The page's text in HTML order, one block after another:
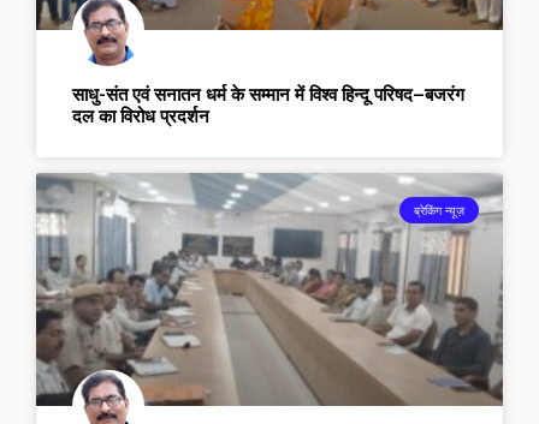
साधु-संत एवं सनातन धर्म के सम्मान में विश्व हिन्दू परिषद–बजरंग
दल का विरोध प्रदर्शन
ब्रेकिंग न्यूज़